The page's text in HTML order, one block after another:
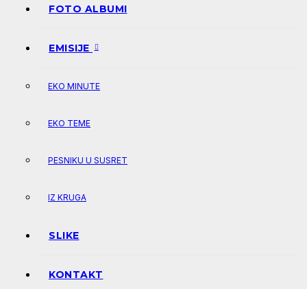
FOTO ALBUMI
EMISIJE
EKO MINUTE
EKO TEME
PESNIKU U SUSRET
IZ KRUGA
SLIKE
KONTAKT